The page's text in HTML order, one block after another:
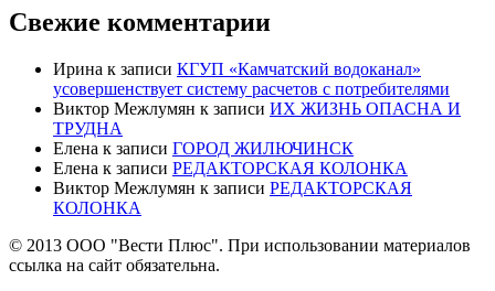
Свежие комментарии
Ирина к записи КГУП «Камчатский водоканал»
усовершенствует систему расчетов с потребителями
Виктор Межлумян к записи ИХ ЖИЗНЬ ОПАСНА И
ТРУДНА
Елена к записи ГОРОД ЖИЛЮЧИНСК
Елена к записи РЕДАКТОРСКАЯ КОЛОНКА
Виктор Межлумян к записи РЕДАКТОРСКАЯ
КОЛОНКА
© 2013 ООО "Вести Плюс". При использовании материалов
ссылка на сайт обязательна.